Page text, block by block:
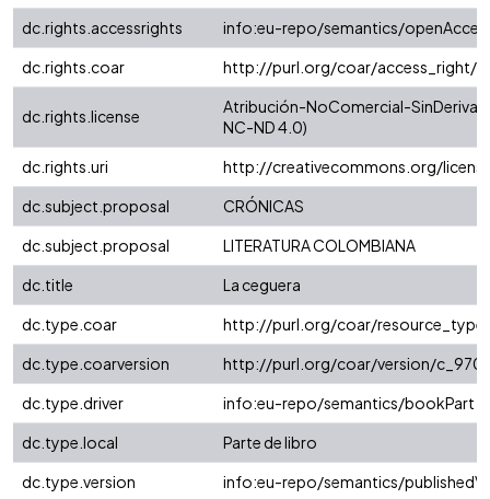
dc.rights.accessrights
info:eu-repo/semantics/
dc.rights.coar
http://purl.org/coar/access_right/
dc.rights.license
Atribución-NoComercial-
NC-ND 4.0)
dc.rights.uri
http://creativecommons.org/
dc.subject.proposal
CRÓNICAS
dc.subject.proposal
LITERATURA COLOMBIANA
dc.title
La ceguera
dc.type.coar
http://purl.org/coar/
dc.type.coarversion
http://purl.org/coar/version/
dc.type.driver
info:eu-repo/semantics/bookPart
dc.type.local
Parte de libro
dc.type.version
info:eu-repo/semantics/